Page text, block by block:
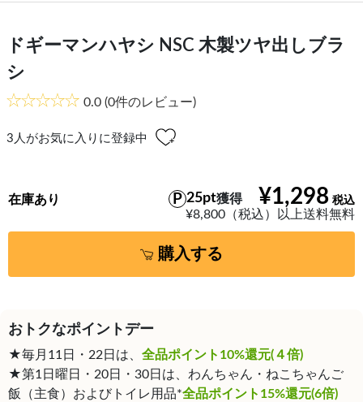
ドギーマンハヤシ NSC 木製ツヤ出しブラ
シ
0.0 (0件のレビュー)
3 人がお気に入りに登録中
¥1,298
25pt獲得
¥8,800（税込）以上送料無料
在庫あり
購入する
おトクなポイントデー
★毎月11日・22日は、 全品ポイント10%還元(４倍)
★第1日曜日・20日・30日は、わんちゃん・ねこちゃんご
飯（主食）およびトイレ用品*全品ポイント15%還元(6倍)